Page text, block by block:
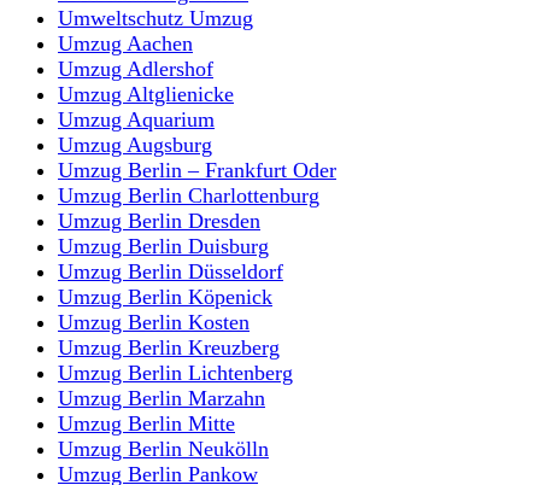
Umweltschutz Umzug
Umzug Aachen
Umzug Adlershof
Umzug Altglienicke
Umzug Aquarium
Umzug Augsburg
Umzug Berlin – Frankfurt Oder
Umzug Berlin Charlottenburg
Umzug Berlin Dresden
Umzug Berlin Duisburg
Umzug Berlin Düsseldorf
Umzug Berlin Köpenick
Umzug Berlin Kosten
Umzug Berlin Kreuzberg
Umzug Berlin Lichtenberg
Umzug Berlin Marzahn
Umzug Berlin Mitte
Umzug Berlin Neukölln
Umzug Berlin Pankow